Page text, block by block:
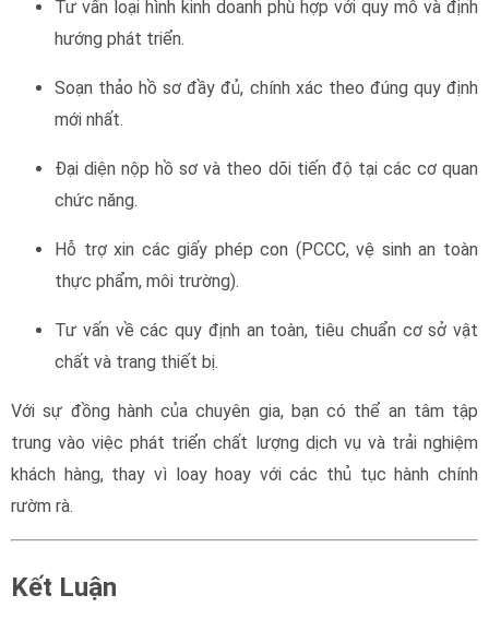
Tư vấn loại hình kinh doanh phù hợp với quy mô và định
hướng phát triển.
Soạn thảo hồ sơ đầy đủ, chính xác theo đúng quy định
mới nhất.
Đại diện nộp hồ sơ và theo dõi tiến độ tại các cơ quan
chức năng.
Hỗ trợ xin các giấy phép con (PCCC, vệ sinh an toàn
thực phẩm, môi trường).
Tư vấn về các quy định an toàn, tiêu chuẩn cơ sở vật
chất và trang thiết bị.
Với sự đồng hành của chuyên gia, bạn có thể an tâm tập
trung vào việc phát triển chất lượng dịch vụ và trải nghiệm
khách hàng, thay vì loay hoay với các thủ tục hành chính
rườm rà.
Kết Luận